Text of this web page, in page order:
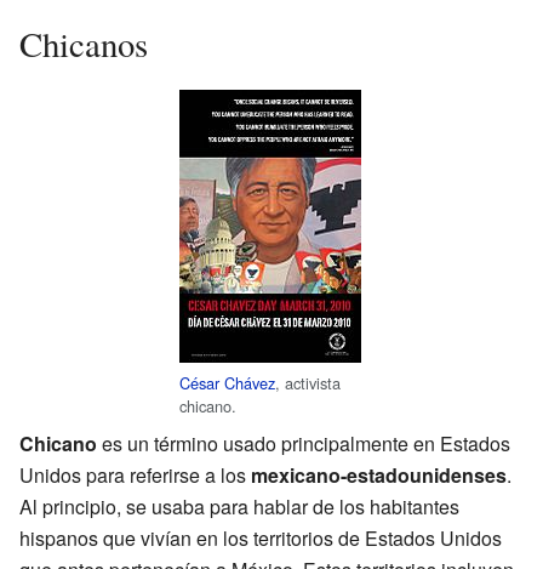
Chicanos
César Chávez, activista
chicano.
Chicano es un término usado principalmente en Estados
Unidos para referirse a los mexicano-estadounidenses.
Al principio, se usaba para hablar de los habitantes
hispanos que vivían en los territorios de Estados Unidos